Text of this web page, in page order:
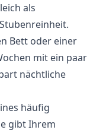
als
Bett oder einer
mit ein paar
nächtliche
häufig
gibt Ihrem